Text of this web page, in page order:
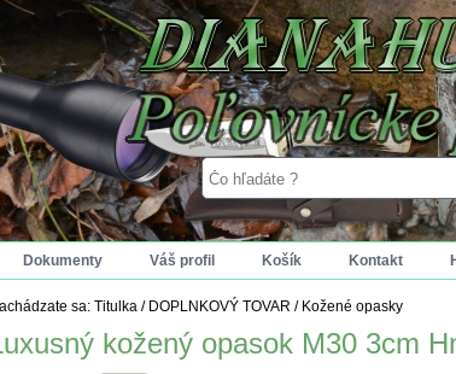
Dokumenty Váš profil Košík Kontakt
sa: Titulka / DOPLNKOVÝ TOVAR / Kožené opasky
kožený opasok M30 3cm